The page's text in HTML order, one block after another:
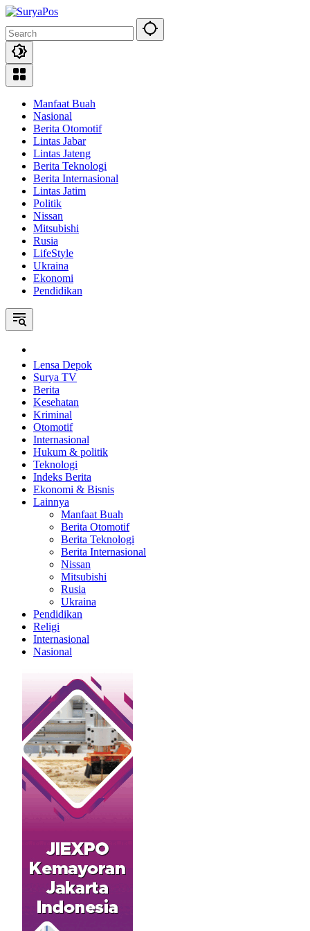
Skip
content
Manfaat Buah
Nasional
Berita Otomotif
Lintas Jabar
Lintas Jateng
Berita Teknologi
Berita Internasional
Lintas Jatim
Politik
Nissan
Mitsubishi
Rusia
LifeStyle
Ukraina
Ekonomi
Pendidikan
Lensa Depok
Surya TV
Berita
Kesehatan
Kriminal
Otomotif
Internasional
Hukum & politik
Teknologi
Indeks Berita
Ekonomi & Bisnis
Lainnya
Manfaat Buah
Berita Otomotif
Berita Teknologi
Berita Internasional
Nissan
Mitsubishi
Rusia
Ukraina
Pendidikan
Religi
Internasional
Nasional